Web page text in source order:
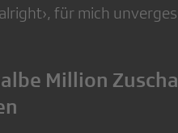
für mich
Million